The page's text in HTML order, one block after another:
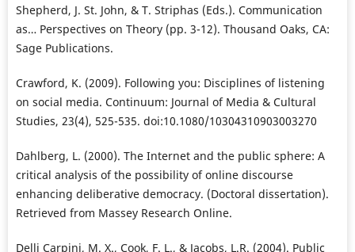
Shepherd, J. St. John, & T. Striphas (Eds.). Communication
as… Perspectives on Theory (pp. 3-12). Thousand Oaks, CA:
Sage Publications.
Crawford, K. (2009). Following you: Disciplines of listening
on social media. Continuum: Journal of Media & Cultural
Studies, 23(4), 525-535. doi:10.1080/10304310903003270
Dahlberg, L. (2000). The Internet and the public sphere: A
critical analysis of the possibility of online discourse
enhancing deliberative democracy. (Doctoral dissertation).
Retrieved from Massey Research Online.
Delli Carpini, M. X., Cook, F. L., & Jacobs, L.R. (2004). Public